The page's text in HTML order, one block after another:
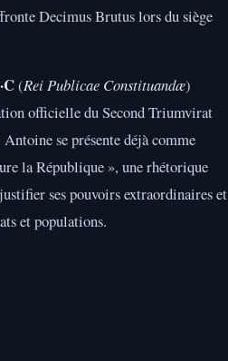
Decimus Brutus lors du siège
(Rei Publicae Constituandæ)
officielle du Second Triumvirat
Antoine se présente déjà comme
la République », une rhétorique
ses pouvoirs extraordinaires et
et populations.